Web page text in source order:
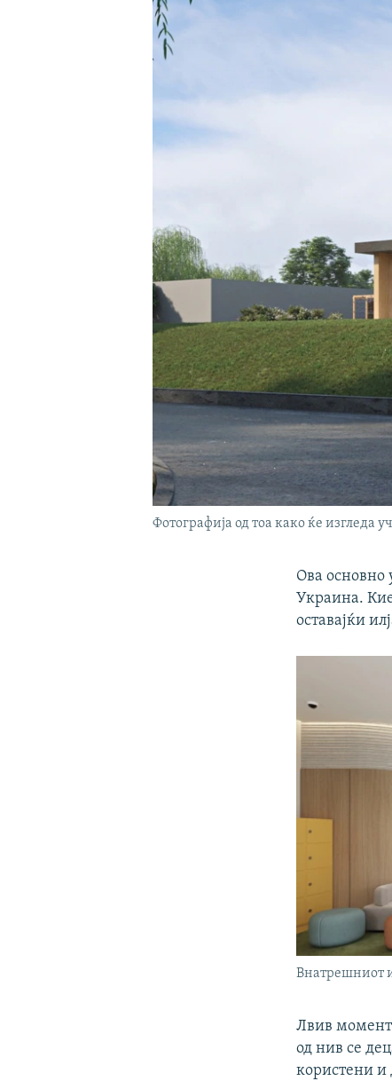
Фотографија од тоа како ќе изгледа
Ова основно
Украина.
оставајќи
Внатрешниот
Лвив
од нив се
користени и